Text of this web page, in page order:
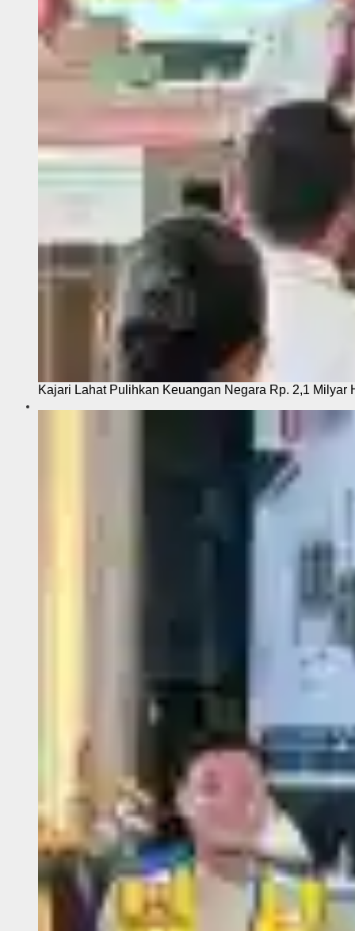
Kajari Lahat Pulihkan Keuangan Negara Rp. 2,1 Milyar